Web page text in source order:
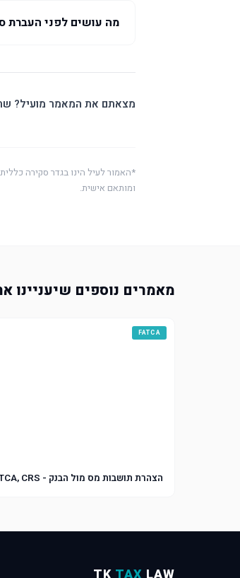
מה עושים לפני העברת
מצאתם את המאמר מועיל?
*האמור לעיל הינו בגדר סקירה
ומותאם אישית.
מאמרים נוספים שיעניינו
FATCA
הצהרת תושבות מס מול הבנק - FATCA, CRS